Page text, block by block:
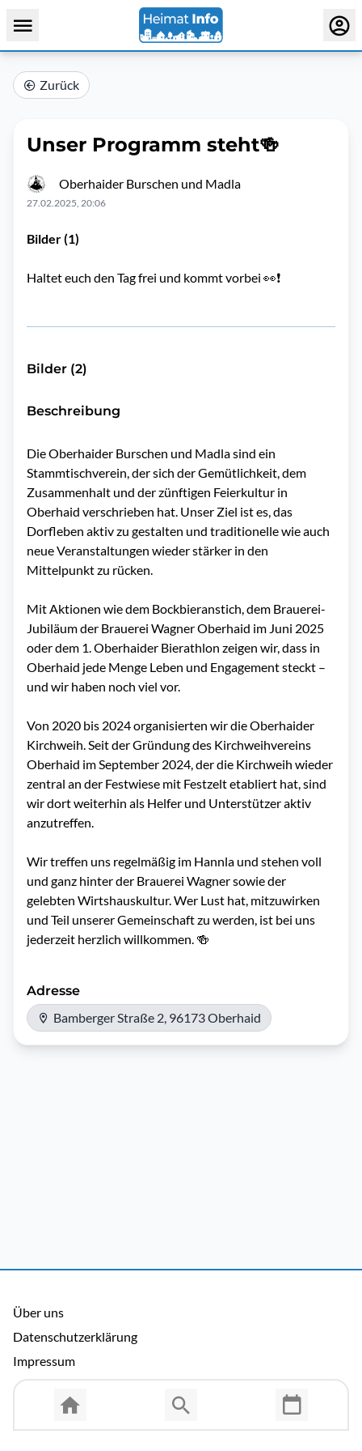
Zurück
Unser Programm steht🍻
Oberhaider Burschen und Madla
27.02.2025, 20:06
Bilder (1)
Haltet euch den Tag frei und kommt vorbei 👀❗️
Bilder (2)
Beschreibung
Die Oberhaider Burschen und Madla sind ein
Stammtischverein, der sich der Gemütlichkeit, dem
Zusammenhalt und der zünftigen Feierkultur in
Oberhaid verschrieben hat. Unser Ziel ist es, das
Dorfleben aktiv zu gestalten und traditionelle wie auch
neue Veranstaltungen wieder stärker in den
Mittelpunkt zu rücken.
Mit Aktionen wie dem Bockbieranstich, dem Brauerei-
Jubiläum der Brauerei Wagner Oberhaid im Juni 2025
oder dem 1. Oberhaider Bierathlon zeigen wir, dass in
Oberhaid jede Menge Leben und Engagement steckt –
und wir haben noch viel vor.
Von 2020 bis 2024 organisierten wir die Oberhaider
Kirchweih. Seit der Gründung des Kirchweihvereins
Oberhaid im September 2024, der die Kirchweih wieder
zentral an der Festwiese mit Festzelt etabliert hat, sind
wir dort weiterhin als Helfer und Unterstützer aktiv
anzutreffen.
Wir treffen uns regelmäßig im Hannla und stehen voll
und ganz hinter der Brauerei Wagner sowie der
gelebten Wirtshauskultur. Wer Lust hat, mitzuwirken
und Teil unserer Gemeinschaft zu werden, ist bei uns
jederzeit herzlich willkommen. 🍻
Adresse
Bamberger Straße 2, 96173 Oberhaid
Über uns
Datenschutzerklärung
Impressum
Allgemeine Nutzungsbedingungen